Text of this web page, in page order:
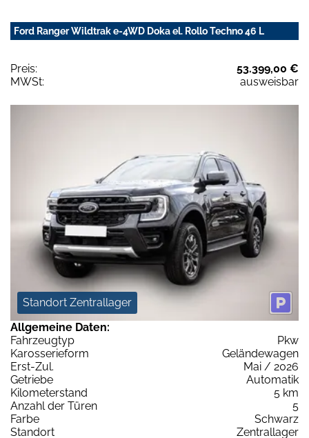
Ford Ranger Wildtrak e-4WD Doka el. Rollo Techno 46 L
Preis:
53.399,00 €
MWSt:
ausweisbar
Standort Zentrallager
Allgemeine Daten:
Fahrzeugtyp
Pkw
Karosserieform
Geländewagen
Erst-Zul.
Mai / 2026
Getriebe
Automatik
Kilometerstand
5 km
Anzahl der Türen
5
Farbe
Schwarz
Standort
Zentrallager